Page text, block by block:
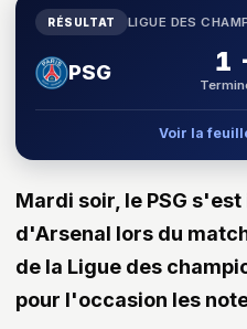
RÉSULTAT LIGUE DES
PSG 1
Voir la
Mardi soir, le PSG
d'Arsenal lors du
de la Ligue des
pour l'occasion les